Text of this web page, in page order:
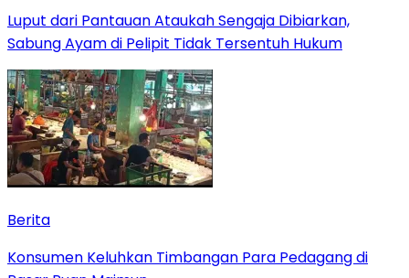
Luput dari Pantauan Ataukah Sengaja Dibiarkan,
Sabung Ayam di Pelipit Tidak Tersentuh Hukum
Berita
Konsumen Keluhkan Timbangan Para Pedagang di